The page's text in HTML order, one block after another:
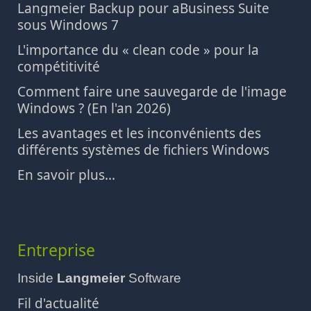
Langmeier Backup pour aBusiness Suite
sous Windows 7
L'importance du « clean code » pour la
compétitivité
Comment faire une sauvegarde de l'image
Windows ? (En l'an 2026)
Les avantages et les inconvénients des
différents systèmes de fichiers Windows
En savoir plus...
Entreprise
Inside Langmeier Software
Fil d'actualité